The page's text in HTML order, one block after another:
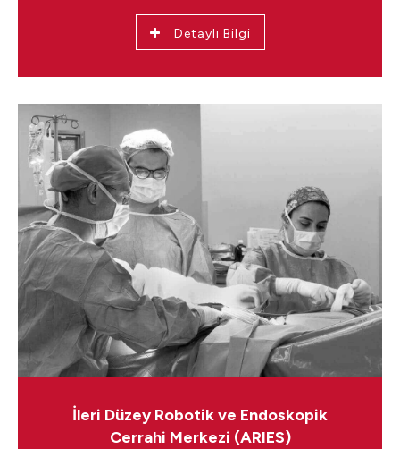
Detaylı Bilgi
İleri Düzey Robotik ve Endoskopik
Cerrahi Merkezi (ARIES)